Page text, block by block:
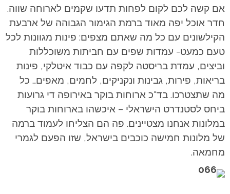
אם קשה לכם לקום לפחות תדעו שקמים לארוחה שווה.
חדר אוכל יפה מאוד ברמת הגימור הגבוהה של ארבעת
הקילשונים עם כל מה שאתם מצפים: פינות מגוונות לכל
טעם כמעט- עמדות שפים עם חביתות משוכללות
וביצים, עמדת בריסטה לקפה עם כבוד איטלקי, פינות
בריאות, פירות, גבינות ונקניקים, לחמים, מאפים… כל
מה שתצטרכו. בד"כ ארוחות בוקר באירופה די גרועות
ביחס לסטנדרט הישראלי – איכשהו בארוחות בוקר
במלונות אנחנו מצטיינים. פה הם הצליחו לעמוד ברמה
של מלונות חמישה כוכבים בישראל, שזו הפעם לגמרי
מחמאה.